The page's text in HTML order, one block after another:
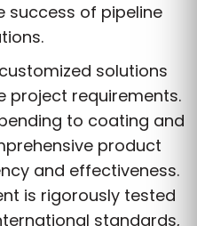
of pipeline
solutions
project requirements.
to coating and
product
and effectiveness.
is rigorously tested
standards,